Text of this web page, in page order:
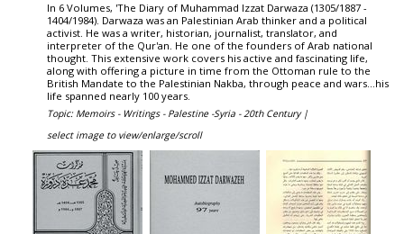
In 6 Volumes, 'The Diary of Muhammad Izzat Darwaza (1305/1887 -
1404/1984). Darwaza was an Palestinian Arab thinker and a political
activist. He was a writer, historian, journalist, translator, and
interpreter of the Qur'an. He one of the founders of Arab national
thought. This extensive work covers his active and fascinating life,
along with offering a picture in time from the Ottoman rule to the
British Mandate to the Palestinian Nakba, through peace and wars...his
life spanned nearly 100 years.
Topic: Memoirs - Writings - Palestine -Syria - 20th Century |
select image to view/enlarge/scroll